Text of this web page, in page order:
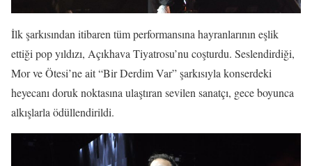
İlk şarkısından itibaren tüm performansına hayranlarının eşlik
ettiği pop yıldızı, Açıkhava Tiyatrosu’nu coşturdu. Seslendirdiği,
Mor ve Ötesi’ne ait “Bir Derdim Var” şarkısıyla konserdeki
heyecanı doruk noktasına ulaştıran sevilen sanatçı, gece boyunca
alkışlarla ödüllendirildi.